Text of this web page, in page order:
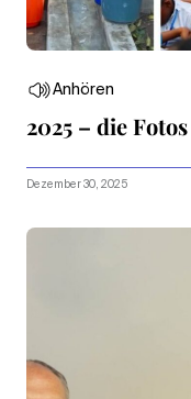
Anhören
2025 – die
Dezember 30, 2025